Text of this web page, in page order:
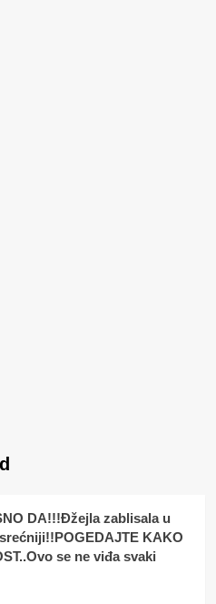
DA!!!Đžejla zablisala u
KAKO
se ne viđa svaki